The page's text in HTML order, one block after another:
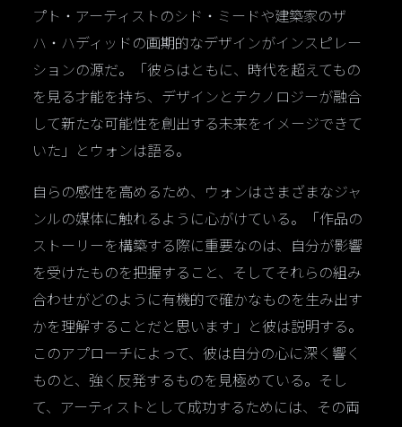
プト・アーティストのシド・ミードや建築家のザ
ハ・ハディッドの画期的なデザインがインスピレー
ションの源だ。「彼らはともに、時代を超えてもの
を見る才能を持ち、デザインとテクノロジーが融合
して新たな可能性を創出する未来をイメージできて
いた」とウォンは語る。
自らの感性を高めるため、ウォンはさまざまなジャ
ンルの媒体に触れるように心がけている。「作品の
ストーリーを構築する際に重要なのは、自分が影響
を受けたものを把握すること、そしてそれらの組み
合わせがどのように有機的で確かなものを生み出す
かを理解することだと思います」と彼は説明する。
このアプローチによって、彼は自分の心に深く響く
ものと、強く反発するものを見極めている。そし
て、アーティストとして成功するためには、その両